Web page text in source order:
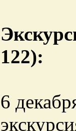
122):
6